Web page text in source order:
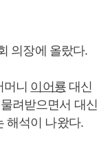
의장에 올랐다.
머니 이어룡대신
려받으면서 대신
해석이 나왔다.